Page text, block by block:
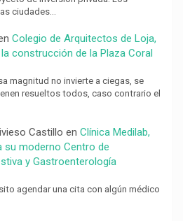
ciudades…
Colegio de Arquitectos de Loja,
construcción de la Plaza Coral
magnitud no invierte a ciegas, se
resueltos todos, caso contrario el
Castillo en Clínica Medilab,
su moderno Centro de
y Gastroenterología
agendar una cita con algún médico